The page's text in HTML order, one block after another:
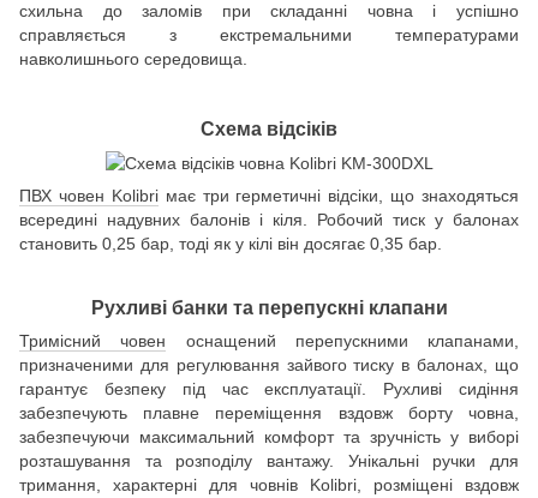
схильна до заломів при складанні човна і успішно
справляється з екстремальними температурами
навколишнього середовища.
Схема відсіків
ПВХ човен Kolibriмає три герметичні відсіки, що знаходяться
всередині надувних балонів і кіля. Робочий тиск у балонах
становить 0,25 бар, тоді як у кілі він досягає 0,35 бар.
Рухливі банки та перепускні клапани
Тримісний човен оснащений перепускними клапанами,
призначеними для регулювання зайвого тиску в балонах, що
гарантує безпеку під час експлуатації. Рухливі сидіння
забезпечують плавне переміщення вздовж борту човна,
забезпечуючи максимальний комфорт та зручність у виборі
розташування та розподілу вантажу. Унікальні ручки для
тримання, характерні для човнів Kolibri, розміщені вздовж